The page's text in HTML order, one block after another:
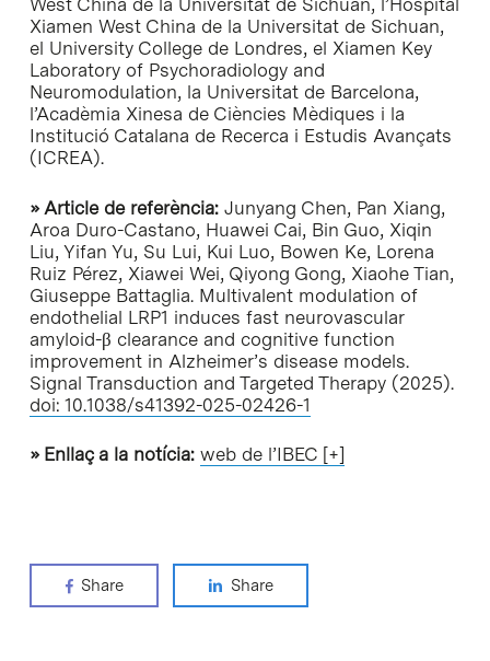
West China de la Universitat de Sichuan, l’Hospital
Xiamen West China de la Universitat de Sichuan,
el University College de Londres, el Xiamen Key
Laboratory of Psychoradiology and
Neuromodulation, la Universitat de Barcelona,
l’Acadèmia Xinesa de Ciències Mèdiques i la
Institució Catalana de Recerca i Estudis Avançats
(ICREA).
» Article de referència: Junyang Chen, Pan Xiang,
Aroa Duro-Castano, Huawei Cai, Bin Guo, Xiqin
Liu, Yifan Yu, Su Lui, Kui Luo, Bowen Ke, Lorena
Ruiz Pérez, Xiawei Wei, Qiyong Gong, Xiaohe Tian,
Giuseppe Battaglia. Multivalent modulation of
endothelial LRP1 induces fast neurovascular
amyloid-β clearance and cognitive function
improvement in Alzheimer’s disease models.
Signal Transduction and Targeted Therapy (2025).
doi: 10.1038/s41392-025-02426-1
» Enllaç a la notícia: web de l’IBEC [+]
Share Share